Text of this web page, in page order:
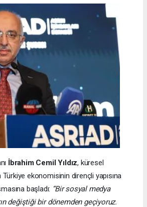
İbrahim Cemil Yıldız, küresel
ekonomisinin dirençli yapısına
başladı: “Bir sosyal medya
değiştiği bir dönemden geçiyoruz.